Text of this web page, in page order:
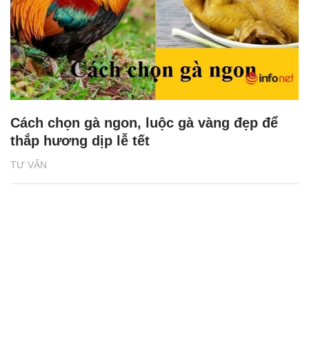
TƯ VẤN
Cách chọn gà ngon, luộc gà vàng đẹp để
thắp hương dịp lễ tết